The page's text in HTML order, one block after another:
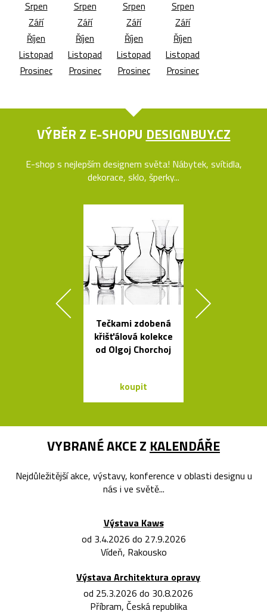
Srpen
Září
Říjen
Listopad
Prosinec
Srpen
Září
Říjen
Listopad
Prosinec
Srpen
Září
Říjen
Listopad
Prosinec
Srpen
Září
Říjen
Listopad
Prosinec
VÝBĚR Z E-SHOPU DESIGNBUY.CZ
E-shop s nejlepším designem světa! Nábytek, svítidla,
dekorace, sklo, šperky...
Tečkami zdobená
křišťálová kolekce
od Olgoj Chorchoj
koupit
VYBRANÉ AKCE Z KALENDÁŘE
Nejdůležitější akce, výstavy, konference v oblasti designu u
nás i ve světě...
Výstava Kaws
od 3.4.2026 do 27.9.2026
Vídeň, Rakousko
Výstava Architektura opravy
od 25.3.2026 do 30.8.2026
Příbram, Česká republika